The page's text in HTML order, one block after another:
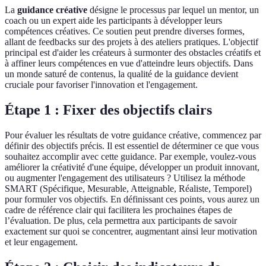
La guidance créative désigne le processus par lequel un mentor, un
coach ou un expert aide les participants à développer leurs
compétences créatives. Ce soutien peut prendre diverses formes,
allant de feedbacks sur des projets à des ateliers pratiques. L'objectif
principal est d'aider les créateurs à surmonter des obstacles créatifs et
à affiner leurs compétences en vue d'atteindre leurs objectifs. Dans
un monde saturé de contenus, la qualité de la guidance devient
cruciale pour favoriser l'innovation et l'engagement.
Étape 1 : Fixer des objectifs clairs
Pour évaluer les résultats de votre guidance créative, commencez par
définir des objectifs précis. Il est essentiel de déterminer ce que vous
souhaitez accomplir avec cette guidance. Par exemple, voulez-vous
améliorer la créativité d'une équipe, développer un produit innovant,
ou augmenter l'engagement des utilisateurs ? Utilisez la méthode
SMART (Spécifique, Mesurable, Atteignable, Réaliste, Temporel)
pour formuler vos objectifs. En définissant ces points, vous aurez un
cadre de référence clair qui facilitera les prochaines étapes de
l’évaluation. De plus, cela permettra aux participants de savoir
exactement sur quoi se concentrer, augmentant ainsi leur motivation
et leur engagement.